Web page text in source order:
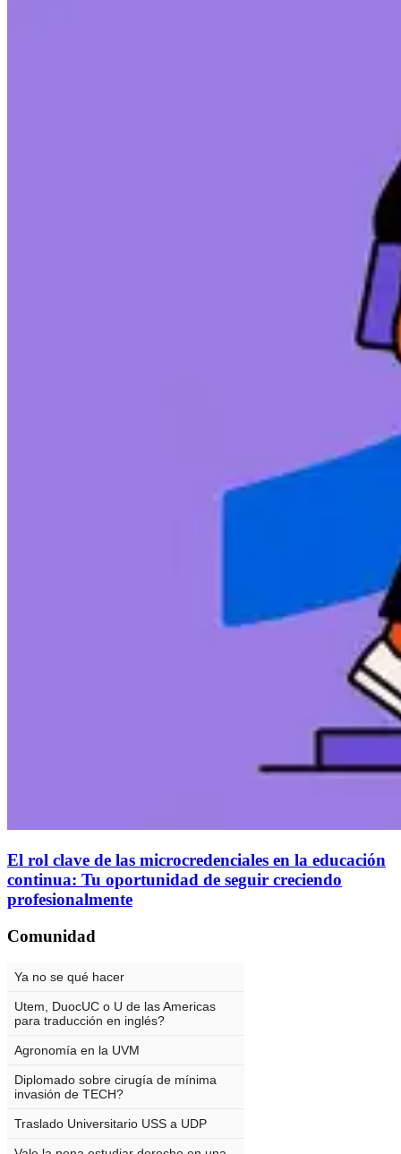
El rol clave de las microcredenciales en la educación
continua: Tu oportunidad de seguir creciendo
profesionalmente
Comunidad